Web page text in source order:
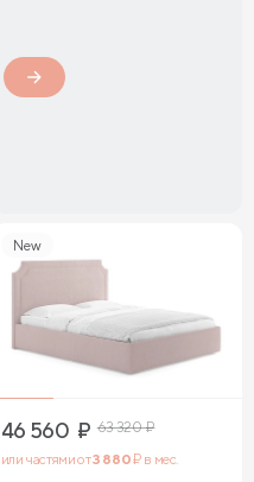
New
46 560 ₽ 63 320₽
или частями от3 880₽ в мес.